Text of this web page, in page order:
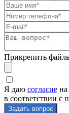
Прикрепить
Я даю согласие
в соответствии с